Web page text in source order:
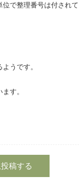
位で整理番号は付されて
うです。
す。
稿する